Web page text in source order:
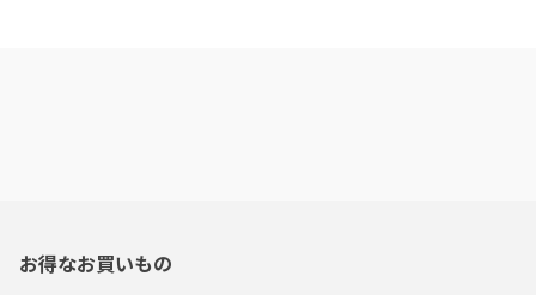
お得なお買いもの